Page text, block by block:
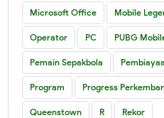
Microsoft Office Mobile
Operator PC PUBG
Pemain Sepakbola
Program Progress
Queenstown R Rekor